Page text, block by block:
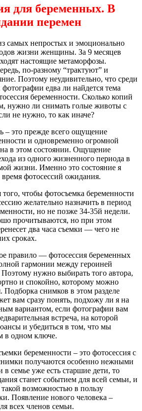
для беременных. В
перемен
самых непростых и эмоционально
жизни женщины. За 9 месяцев
настоящие метаморфозы.
по-разному “трактуют” и
Поэтому неудивительно, что среди
едва ли найдется тема
беременности. Сколько копий
нужно ли снимать голые животы с
не нужно, то как иначе?
– это прежде всего ощущение
и одновременно огромной
в этом состоянии. Ощущение
из одного жизненного периода в
жизни. Именно это состояние я
фотосессий ожидания.
чтобы фотосъемка беременности
желательно назначить в период
но не позже 34-35й недели.
прочитываются, но при этом
два часа съемки — чего не
сроках.
правило — фотосессия беременных
гармонии между героиней
нужно выбирать того автора,
и спокойно, которому можно
Подборка снимков в этом разделе
вам сразу понять, подхожу ли я на
вариантом, если фотографии вам
встреча, на которой
и убедиться в том, что мы
в одном ключе.
беременности – это фотосессия с
получаются особенно нежными
семье уже есть старшие дети, то
станет событием для всей семьи, и
такой возможностью в пользу
Появление нового человека –
всех членов семьи.